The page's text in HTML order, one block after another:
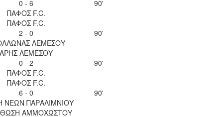
0 - 6
ΠΑΦΟΣ F.C.
90'
ΠΑΦΟΣ F.C.
2 - 0
ΛΕΜΕΣΟΥ
90'
ΑΡΗΣ ΛΕΜΕΣΟΥ
0 - 2
ΠΑΦΟΣ F.C.
90'
ΠΑΦΟΣ F.C.
6 - 0
ΝΕΩΝ ΠΑΡΑΛΙΜΝΙΟΥ
90'
ΑΜΜΟΧΩΣΤΟΥ